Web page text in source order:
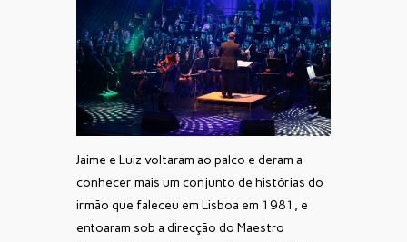
Jaime e Luiz voltaram ao palco e deram a
conhecer mais um conjunto de histórias do
irmão que faleceu em Lisboa em 1981, e
entoaram sob a direcção do Maestro